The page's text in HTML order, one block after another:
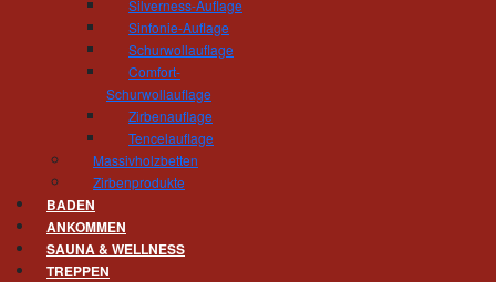
Silverness-Auflage
Sinfonie-Auflage
Schurwollauflage
Comfort-
Schurwollauflage
Zirbenauflage
Tencelauflage
Massivholzbetten
Zirbenprodukte
BADEN
ANKOMMEN
SAUNA & WELLNESS
TREPPEN
Gert Hösel und sein Team
Erste Einblicke finden Sie auch schon auf
Oder lassen Sie sich vorab beim Blättern